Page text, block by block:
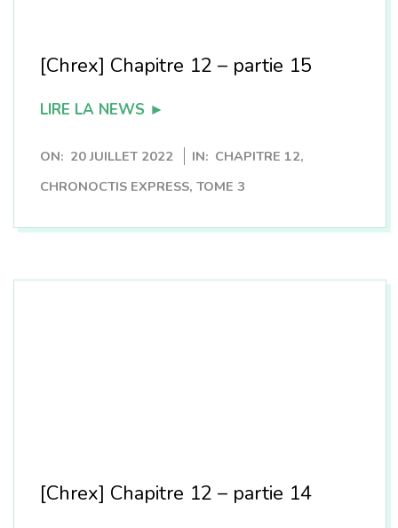
[Chrex] Chapitre 12 – partie 15
LIRE LA NEWS ►
2022-
07-
ON: 20 JUILLET 2022 IN: CHAPITRE 12,
CHRONOCTIS EXPRESS,TOME 3
[Chrex] Chapitre 12 – partie 14